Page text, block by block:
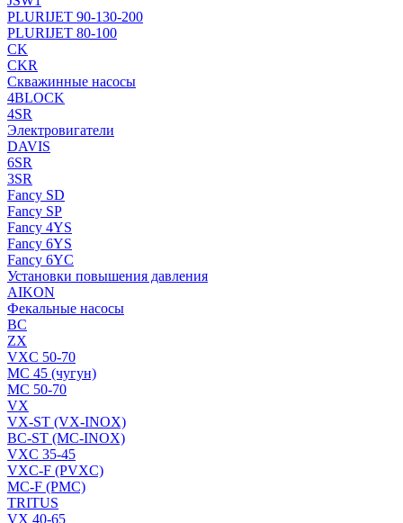
PLURIJET 90-130-200
PLURIJET 80-100
CK
CKR
Скважинные насосы
4BLOCK
4SR
Электровигатели
DAVIS
6SR
3SR
Fancy SD
Fancy SP
Fancy 4YS
Fancy 6YS
Fancy 6YC
Установки повышения давления
AIKON
Фекальные насосы
BC
ZX
VXC 50-70
MC 45 (чугун)
MC 50-70
VX
VX-ST (VX-INOX)
BC-ST (MC-INOX)
VXC 35-45
VXC-F (PVXC)
MC-F (PMC)
TRITUS
VX 40-65